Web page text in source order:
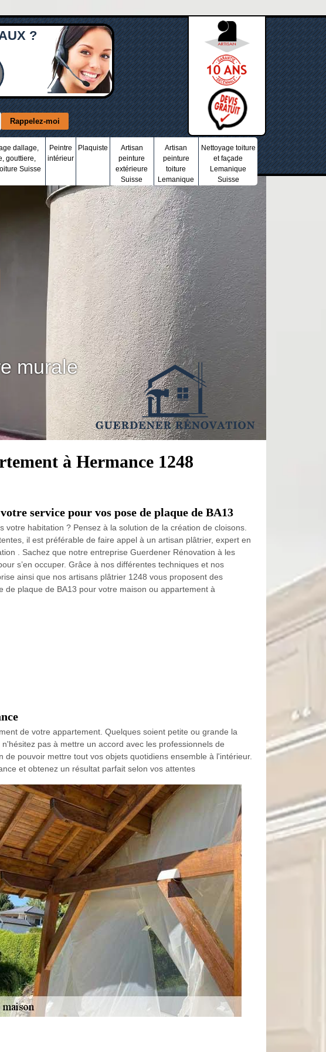
?
dallage,
gouttiere,
Suisse
Peintre
intérieur
Plaquiste
Artisan
peinture
extérieure
Suisse
Artisan
peinture
toiture
Lemanique
Nettoyage toiture
et façade
Lemanique
Suisse
murale
à Hermance 1248
service pour vos pose de plaque de BA13
votre habitation ? Pensez à la solution de la création de cloisons.
il est préférable de faire appel à un artisan plâtrier, expert en
. Sachez que notre entreprise Guerdener Rénovation à les
s’en occuper. Grâce à nos différentes techniques et nos
ainsi que nos artisans plâtrier 1248 vous proposent des
de plaque de BA13 pour votre maison ou appartement à
de votre appartement. Quelques soient petite ou grande la
pas à mettre un accord avec les professionnels de
pouvoir mettre tout vos objets quotidiens ensemble à l'intérieur.
et obtenez un résultat parfait selon vos attentes